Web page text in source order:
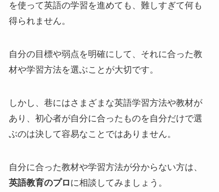
を使って英語の学習を進めても、難しすぎて何も
得られません。
自分の目標や弱点を明確にして、それに合った教
材や学習方法を選ぶことが大切です。
しかし、巷にはさまざまな英語学習方法や教材が
あり、初心者が自分に合ったものを自分だけで選
ぶのは決して容易なことではありません。
自分に合った教材や学習方法が分からない方は、
英語教育のプロに相談してみましょう。